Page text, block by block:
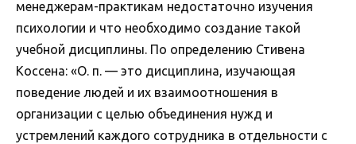
менеджерам-практикам недостаточно изучения
психологии и что необходимо создание такой
учебной дисциплины. По определению Стивена
Коссена: «О. п. — это дисциплина, изучающая
поведение людей и их взаимоотношения в
организации с целью объединения нужд и
устремлений каждого сотрудника в отдельности с